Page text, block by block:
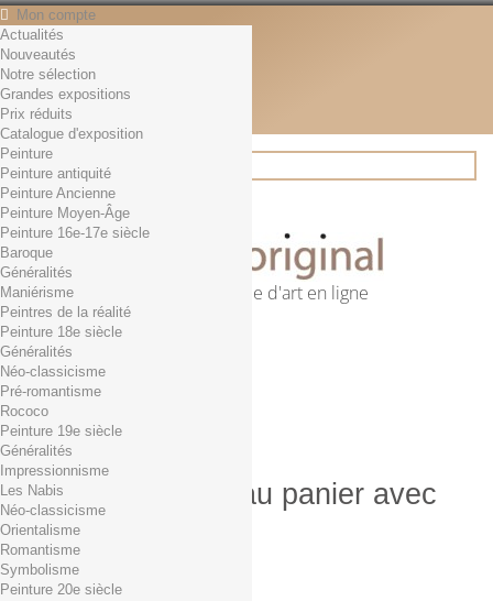
Mon compte
Contact
Français
English
Français
Actualités
Rechercher
Première librairie d'art en ligne
Panier (vide)
Aucun produit
0,01€ dès 29€ d'achat
0,00 € Total
Commander
Produit ajouté au panier avec
succès
Quantité
Total
Actualités
Nouveautés
Notre sélection
Grandes expositions
Prix réduits
Catalogue d'exposition
Peinture
Peinture antiquité
Peinture Ancienne
Peinture Moyen-Âge
Peinture 16e-17e siècle
Baroque
Généralités
Maniérisme
Peintres de la réalité
Peinture 18e siècle
Généralités
Néo-classicisme
Pré-romantisme
Rococo
Peinture 19e siècle
Généralités
Impressionnisme
Les Nabis
Néo-classicisme
Orientalisme
Romantisme
Symbolisme
Peinture 20e siècle